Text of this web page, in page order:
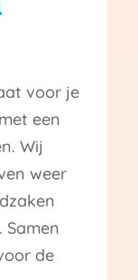
voor je
een
Wij
weer
de